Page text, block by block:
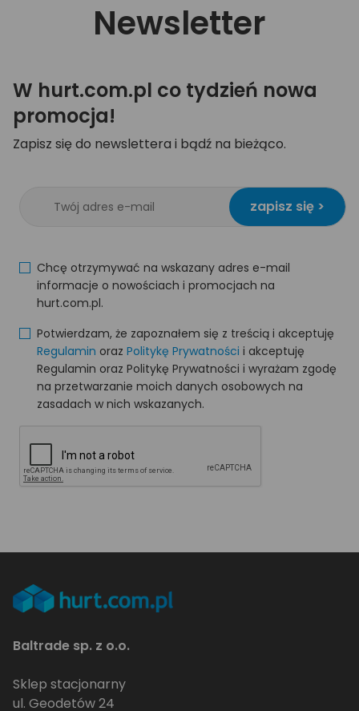
Newsletter
W hurt.com.pl co tydzień nowa
promocja!
Zapisz się do newslettera i bądź na bieżąco.
zapisz się >
Chcę otrzymywać na wskazany adres e-mail
informacje o nowościach i promocjach na
hurt.com.pl.
Potwierdzam, że zapoznałem się z treścią i akceptuję
Regulamin oraz Politykę Prywatności i akceptuję
Regulamin oraz Politykę Prywatności i wyrażam zgodę
na przetwarzanie moich danych osobowych na
zasadach w nich wskazanych.
Baltrade sp. z o.o.
Sklep stacjonarny
ul. Geodetów 24